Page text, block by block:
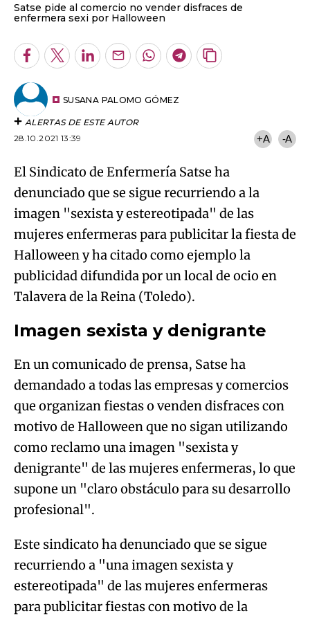
Satse pide al comercio no vender disfraces de
enfermera sexi por Halloween
Facebook
TwitterLinkedInEnviarWhatsapp
Telegram
Copiar
SUSANA PALOMO GÓMEZ
ALERTAS DE ESTE AUTOR
28.10.2021 13:39
+A -A
El Sindicato de Enfermería Satse ha
denunciado que se sigue recurriendo a la
imagen "sexista y estereotipada" de las
mujeres enfermeras para publicitar la fiesta de
Halloween y ha citado como ejemplo la
publicidad difundida por un local de ocio en
Talavera de la Reina (Toledo).
Imagen sexista y denigrante
En un comunicado de prensa, Satse ha
demandado a todas las empresas y comercios
que organizan fiestas o venden disfraces con
motivo de Halloween que no sigan utilizando
como reclamo una imagen "sexista y
denigrante" de las mujeres enfermeras, lo que
supone un "claro obstáculo para su desarrollo
profesional".
Este sindicato ha denunciado que se sigue
recurriendo a "una imagen sexista y
estereotipada" de las mujeres enfermeras
para publicitar fiestas con motivo de la